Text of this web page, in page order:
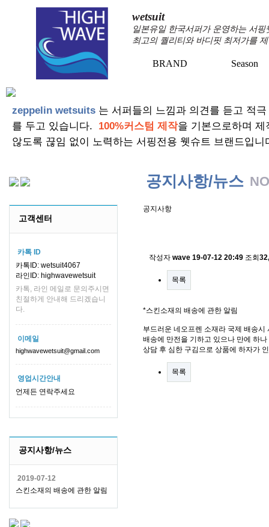
wetsuit
일본유일 한국서퍼가 운영하는 서
최고의 퀄리티와 바디핏 최저가를
BRAND Season
zeppelin wetsuits 는 서퍼들의 느낌과 의견를 듣고 적
를 두고 있습니다. 100%커스텀 제작을 기본으로하며
않도록 끊임 없이 노력하는 서핑전용 웻슈트 브랜드입니
고객센터
카톡 ID
카톡ID: wetsuit4067
라인ID: highwavewetsuit
카톡, 라인 메일로 문의주시면
친절하게 안내해 드리겠습니
다.
이메일
highwavewetsuit@gmail.com
영업시간안내
언제든 연락주세요
공지사항/뉴스
2019-07-12
스킨소재의 배송에 관한 알림
공지사항/뉴스
공지사항
작성자 wave 19-07-12 20:49 조회
목록
*스킨소재의 배송에 관한 알림
부드러운 네오프렌 소재라 국제 배송
배송에 만전을 기하고 있으나 만에 하
상담 후 심한 구김으로 상품에 하자가
목록